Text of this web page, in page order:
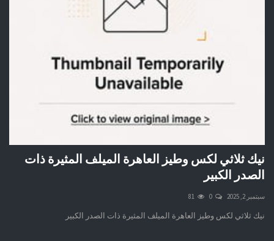
نيك ثلاثي لكس وطيز العاهرة الميلف المثيرة ذات
الصدر الكبير
سبتمبر 2, 2025 0
81
نيك ثلاثي لكس وطيز العاهرة الميلف المثيرة ذات الصدر الكبير